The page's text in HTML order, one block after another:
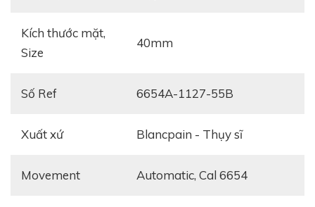
Kích thước mặt,
Size
40mm
Số Ref 6654A-1127-55B
Xuất xứ Blancpain - Thụy sĩ
Movement automatic, Cal 6654